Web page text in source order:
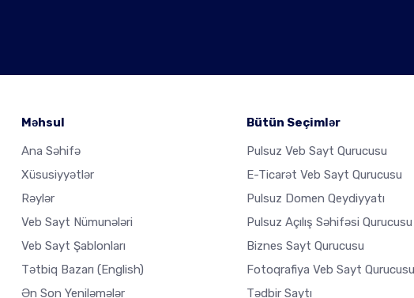
Məhsul
Ana Səhifə
Xüsusiyyətlər
Rəylər
Veb Sayt Nümunələri
Veb Sayt Şablonları
Tətbiq Bazarı (English)
Ən Son Yeniləmələr
Bütün Seçimlər
Pulsuz Veb Sayt Qurucusu
E-Ticarət Veb Sayt Qurucusu
Pulsuz Domen Qeydiyyatı
Pulsuz Açılış Səhifəsi Qurucusu
Biznes Sayt Qurucusu
Fotoqrafiya Veb Sayt Qurucusu
Tədbir Saytı